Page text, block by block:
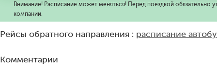
Внимание! Расписание может меняться! Перед поездкой обязательно
компании.
Рейсы обратного направления : расписание
Комментарии